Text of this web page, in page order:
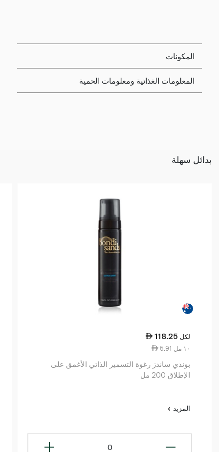
المكونات
المعلومات الغذائية ومعلومات الحمية
بدائل سهلة
118.25 لكل
5.91 ١٠ مل
بوندي ساندز رغوة التسمير الذاتي الأغمق على
الإطلاق 200 مل
المزيد
0